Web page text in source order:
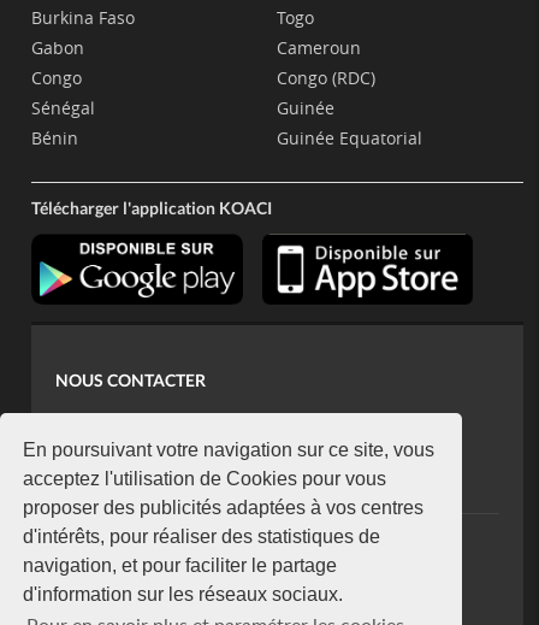
En poursuivant votre navigation sur ce site, vous
acceptez l'utilisation de Cookies pour vous
proposer des publicités adaptées à vos centres
d'intérêts, pour réaliser des statistiques de
navigation, et pour faciliter le partage
d'information sur les réseaux sociaux.
Burkina Faso
Gabon
Congo
Sénégal
Bénin
Togo
Cameroun
Congo (RDC)
Guinée
Guinée Equatorial
Télécharger l'application KOACI
NOUS CONTACTER
koaci@yahoo.fr
+225 07 08 85 52 93
NEWSLETTER
Restez connecté via notre newsletter
S'abonner